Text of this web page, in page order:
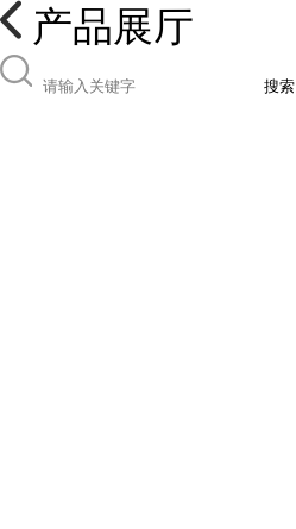
产品展厅
搜索